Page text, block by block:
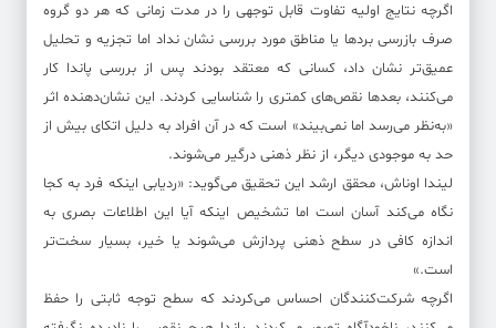
اگرچه نتایج اولیه تفاوت قابل توجهی را در مدت زمانی که هر دو گروه
صرف بازرسی بردها یا مناطق مورد بررسی نشان نداد اما تجزیه و تحلیل
عمیق‌تر نشان داد، کسانی که معتقد بودند پس از بررسی پاندا کار
می‌کنند، بعدها نقص‌های کمتری را شناسایی کردند. این نشان‌دهنده اثر
«به‌نظر می‌رسد اما نمی‌بیند» است که در آن افراد به دلیل اتکای بیش از
حد به موجودی دیگر، از نظر ذهنی درگیر می‌شوند.
لیندا اوناش، محقق ارشد این تحقیق می‌گوید: «ردیابی اینکه فرد به کجا
نگاه می‌کند آسان است اما تشخیص اینکه آیا این اطلاعات بصری به
اندازه کافی در سطح ذهنی پردازش می‌شوند یا خیر، بسیار سخت‌تر
است.»
اگرچه شرکت‌کنندگان احساس می‌کردند که سطح توجه ثابتی را حفظ